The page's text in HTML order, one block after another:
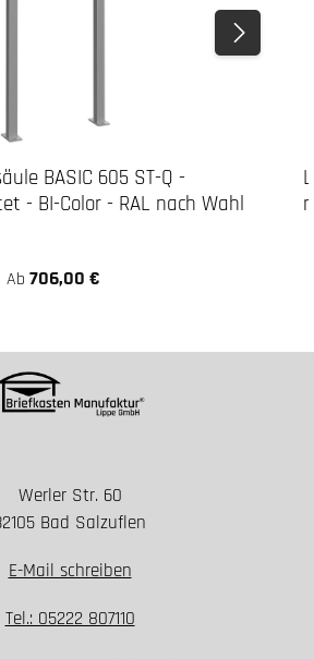
BASIC 605 ST-Q -
- BI-Color - RAL nach Wahl
Ab 706,00 €
Werler Str. 60
Bad Salzuflen
E-Mail schreiben
Tel.: 05222 807110